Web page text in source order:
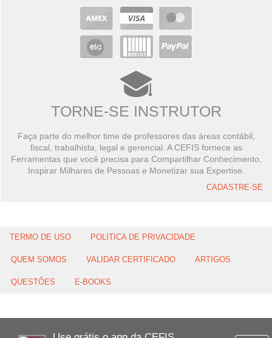
TORNE-SE INSTRUTOR
Faça parte do melhor time de professores das áreas contábil,
fiscal, trabalhista, legal e gerencial. A CEFIS fornece as
Ferramentas que você precisa para Compartilhar Conhecimento,
Inspirar Milhares de Pessoas e Monetizar sua Expertise.
CADASTRE-SE
TERMO DE USO POLITICA DE PRIVACIDADE
QUEM SOMOS VALIDAR CERTIFICADO ARTIGOS
QUESTÕES E-BOOKS